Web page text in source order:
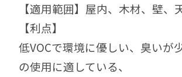
【適用範囲】屋内、木材、壁、
【利点】
低VOCで環境に優しい、臭いが
の使用に適している、